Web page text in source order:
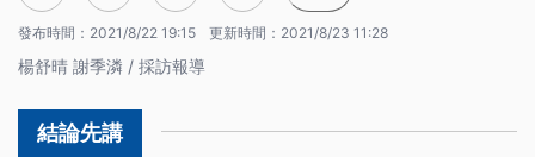
發布時間： 2021/8/22 19:15 更新時間： 2021/8/23 11:28
楊舒晴 謝季潾 / 採訪報導